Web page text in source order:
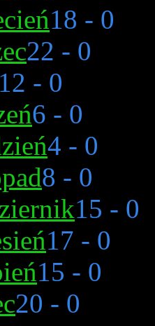
18 - 0
22 - 0
12 - 0
6 - 0
4 - 0
8 - 0
15 - 0
17 - 0
15 - 0
20 - 0